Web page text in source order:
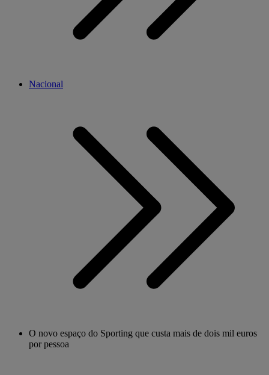
Nacional
O novo espaço do Sporting que custa mais de dois mil euros
por pessoa